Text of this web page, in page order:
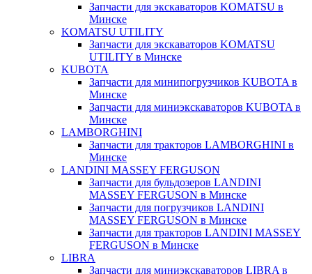
Запчасти для экскаваторов KOMATSU в
Минске
KOMATSU UTILITY
Запчасти для экскаваторов KOMATSU
UTILITY в Минске
KUBOTA
Запчасти для минипогрузчиков KUBOTA в
Минске
Запчасти для миниэкскаваторов KUBOTA в
Минске
LAMBORGHINI
Запчасти для тракторов LAMBORGHINI в
Минске
LANDINI MASSEY FERGUSON
Запчасти для бульдозеров LANDINI
MASSEY FERGUSON в Минске
Запчасти для погрузчиков LANDINI
MASSEY FERGUSON в Минске
Запчасти для тракторов LANDINI MASSEY
FERGUSON в Минске
LIBRA
Запчасти для миниэкскаваторов LIBRA в